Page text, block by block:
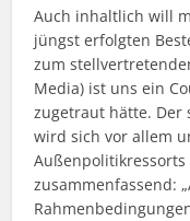
Auch inhaltlich will
jüngst erfolgten
zum
Media) ist uns ein
zugetraut hätte.
wird sich vor allem
Außenpolitikressorts
zusammenfassend: